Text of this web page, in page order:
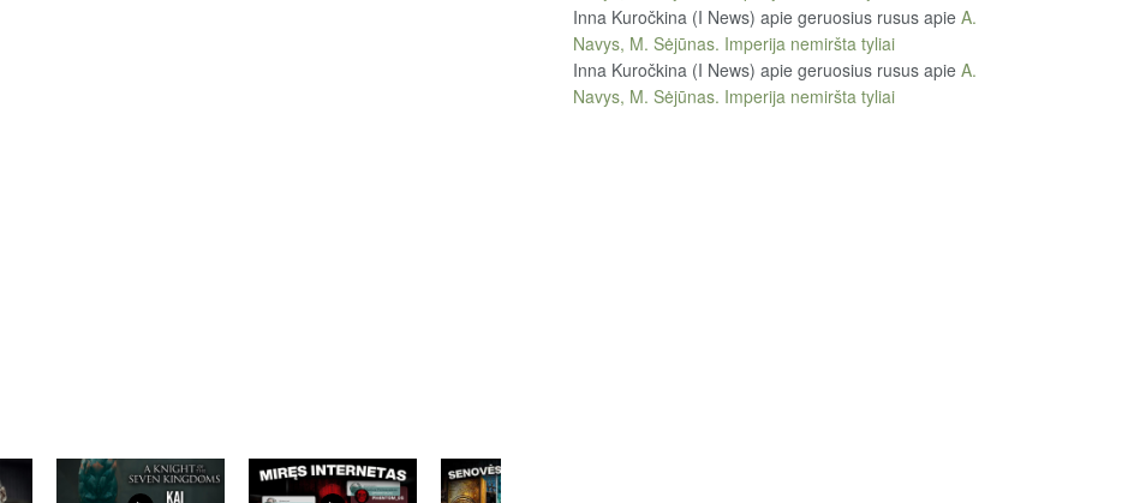
Inna Kuročkina (I News) apie geruosius rusus apie A.
Navys, M. Sėjūnas. Imperija nemiršta tyliai
Inna Kuročkina (I News) apie geruosius rusus apie A.
Navys, M. Sėjūnas. Imperija nemiršta tyliai